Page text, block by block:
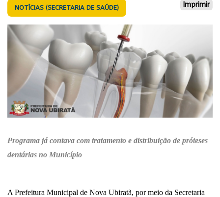
NOTÍCIAS (SECRETARIA DE SAÚDE) Imprimir
Programa já contava com tratamento e distribuição de próteses
dentárias no Município
A Prefeitura Municipal de Nova Ubiratã, por meio da Secretaria